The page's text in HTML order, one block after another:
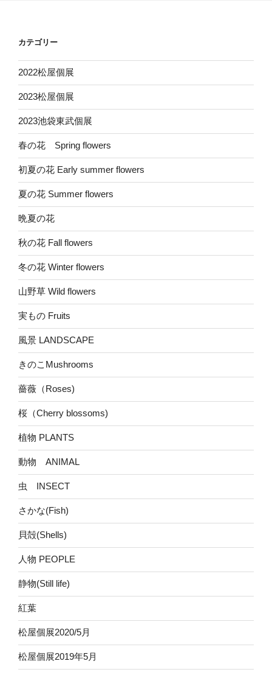
カテゴリー
2022松屋個展
2023松屋個展
2023池袋東武個展
春の花 Spring flowers
初夏の花 Early summer flowers
夏の花 Summer flowers
晩夏の花
秋の花 Fall flowers
冬の花 Winter flowers
山野草 Wild flowers
実もの Fruits
風景 LANDSCAPE
きのこMushrooms
薔薇（Roses)
桜（Cherry blossoms)
植物 PLANTS
動物 ANIMAL
虫 INSECT
さかな(Fish)
貝殻(Shells)
人物 PEOPLE
静物(Still life)
紅葉
松屋個展2020/5月
松屋個展2019年5月